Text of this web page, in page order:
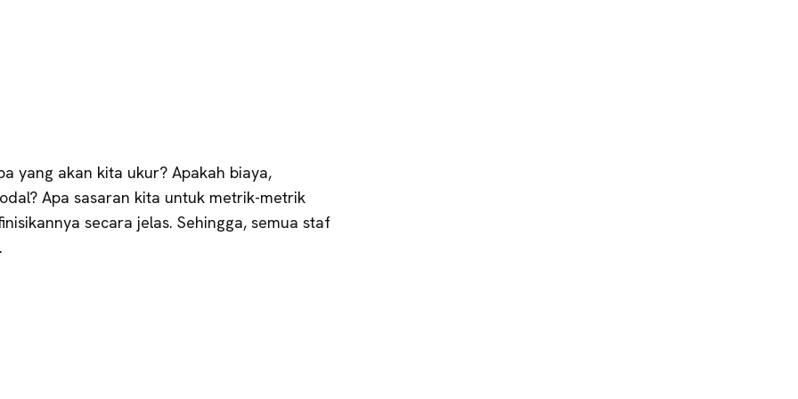
yang akan kita ukur? Apakah biaya,
Apa sasaran kita untuk metrik-metrik
secara jelas. Sehingga, semua staf